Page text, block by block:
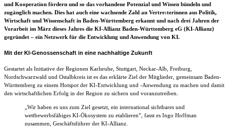
und Kooperation fördern und so das vorhandene Potenzial und Wissen bündeln und
zugänglich machen. Dies hat auch eine wachsende Zahl an Vertre:terinnen aus Politik,
Wirtschaft und Wissenschaft in Baden-Württemberg erkannt und nach drei Jahren der
Vorarbeit im März dieses Jahres die KI-Allianz Baden-Württemberg eG (KI-Allianz)
gegründet – ein Netzwerk für die Entwicklung und Anwendung von KI.
Mit der KI-Genossenschaft in eine nachhaltige Zukunft
Gestartet als Initiative der Regionen Karlsruhe, Stuttgart, Neckar-Alb, Freiburg,
Nordschwarzwald und Ostalbkreis ist es das erklärte Ziel der Mitglieder, gemeinsam Baden-
Württemberg zu einem Hotspot der KI-Entwicklung und -Anwendung zu machen und damit
den wirtschaftlichen Erfolg in der Region zu sichern und voranzutreiben.
„Wir haben es uns zum Ziel gesetzt, ein international sichtbares und
wettbewerbsfähiges KI-Ökosystem zu etablieren”, fasst es Ingo Hoffman
zusammen, Geschäftsführer der KI-Allianz.